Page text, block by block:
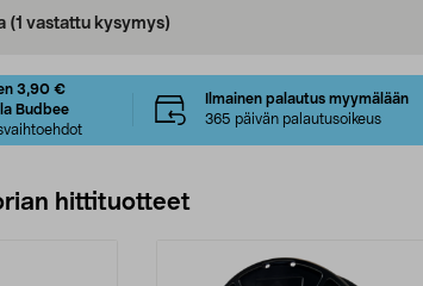
(1 vastattu kysymys)
3,90 €
Budbee
Ilmainen palautus myymälään
365 päivän palautusoikeus
hittituotteet